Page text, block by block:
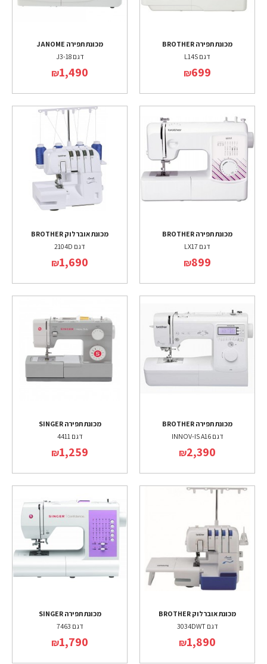
מכונת תפירה BROTHER
דגם L14S
₪699
מכונת תפירה JANOME
דגם J3-18
₪1,490
מכונת תפירה BROTHER
דגם LX17
₪899
מכונת אוברלוק BROTHER
דגם 2104D
₪1,690
מכונת תפירה BROTHER
דגם INNOV-IS A16
₪2,390
מכונת תפירה SINGER
דגם 4411
₪1,259
מכונת אוברלוק BROTHER
דגם 3034DWT
₪1,890
מכונת תפירה SINGER
דגם 7463
₪1,790